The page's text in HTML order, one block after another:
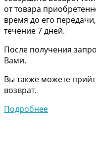
от товара
время до его
течение 7 дней.
После получения
Вами.
Вы также можете
возврат.
Подробнее